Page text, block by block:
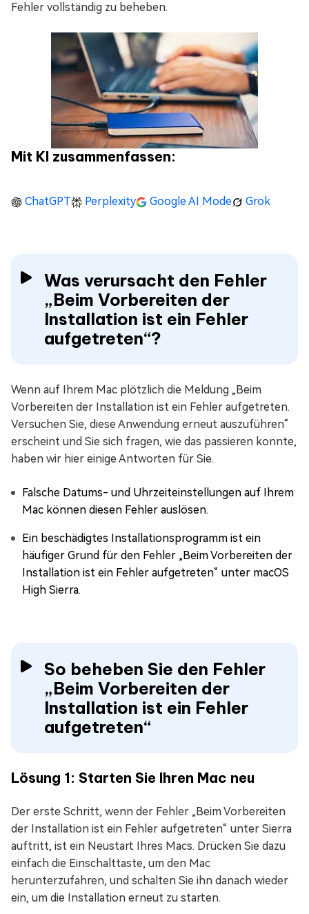
Fehler vollständig zu beheben.
Mit KI zusammenfassen:
ChatGPT Perplexity Google AI Mode Grok
Was verursacht den Fehler
„Beim Vorbereiten der
Installation ist ein Fehler
aufgetreten“?
Wenn auf Ihrem Mac plötzlich die Meldung „Beim
Vorbereiten der Installation ist ein Fehler aufgetreten.
Versuchen Sie, diese Anwendung erneut auszuführen“
erscheint und Sie sich fragen, wie das passieren konnte,
haben wir hier einige Antworten für Sie.
Falsche Datums- und Uhrzeiteinstellungen auf Ihrem
Mac können diesen Fehler auslösen.
Ein beschädigtes Installationsprogramm ist ein
häufiger Grund für den Fehler „Beim Vorbereiten der
Installation ist ein Fehler aufgetreten“ unter macOS
High Sierra.
So beheben Sie den Fehler
„Beim Vorbereiten der
Installation ist ein Fehler
aufgetreten“
Lösung 1: Starten Sie Ihren Mac neu
Der erste Schritt, wenn der Fehler „Beim Vorbereiten
der Installation ist ein Fehler aufgetreten“ unter Sierra
auftritt, ist ein Neustart Ihres Macs. Drücken Sie dazu
einfach die Einschalttaste, um den Mac
herunterzufahren, und schalten Sie ihn danach wieder
ein, um die Installation erneut zu starten.